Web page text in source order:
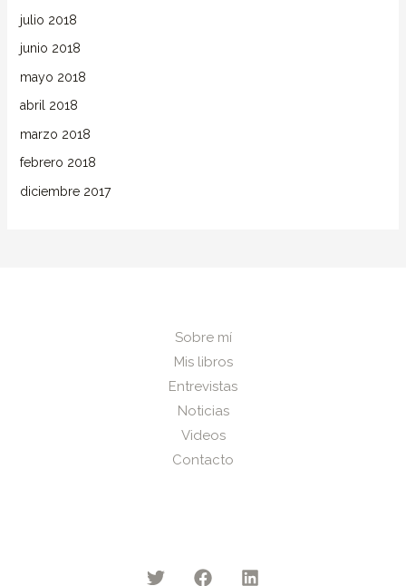
julio 2018
junio 2018
mayo 2018
abril 2018
marzo 2018
febrero 2018
diciembre 2017
Sobre mí
Mis libros
Entrevistas
Noticias
Videos
Contacto